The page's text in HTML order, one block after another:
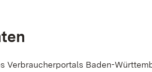
Verbraucherportals Baden-